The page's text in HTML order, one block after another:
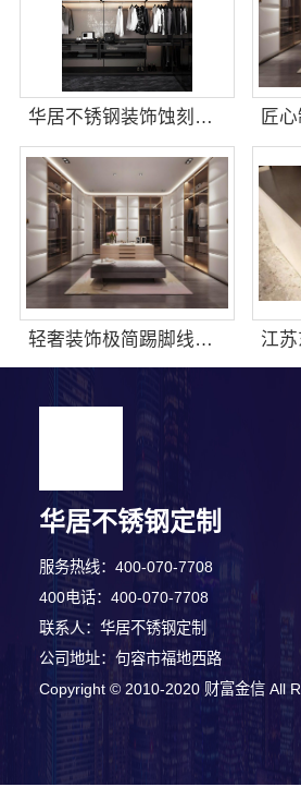
华居不锈钢装饰蚀刻工艺设计公司，不锈钢构件精工打造
轻奢装饰极简踢脚线是什么，江苏东钢金属家居有限公司为您解读
华居不锈钢定制
服务热线：400-070-7708
400电话：400-070-7708
联系人：华居不锈钢定制
公司地址：句容市福地西路
Copyright © 2010-2020 财富金信 All